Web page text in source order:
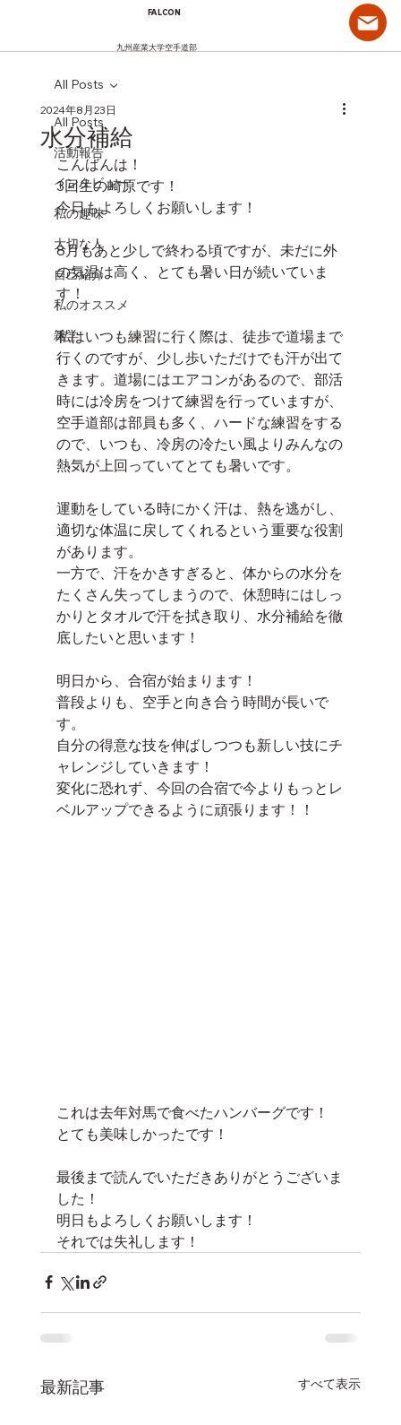
FALCON
九州産業大学空手道部
All Posts
活動報告
インタビュー
私の趣味
大切な人
自己紹介
私のオススメ
雑学
All Posts
水分補給
2024年8月23日
こんばんは！
3回生の崎原です！
今日もよろしくお願いします！
8月もあと少しで終わる頃ですが、未だに外
の気温は高く、とても暑い日が続いていま
す！
私はいつも練習に行く際は、徒歩で道場まで
行くのですが、少し歩いただけでも汗が出て
きます。道場にはエアコンがあるので、部活
時には冷房をつけて練習を行っていますが、
空手道部は部員も多く、ハードな練習をする
ので、いつも、冷房の冷たい風よりみんなの
熱気が上回っていてとても暑いです。
運動をしている時にかく汗は、熱を逃がし、
適切な体温に戻してくれるという重要な役割
があります。
一方で、汗をかきすぎると、体からの水分を
たくさん失ってしまうので、休憩時にはしっ
かりとタオルで汗を拭き取り、水分補給を徹
底したいと思います！
明日から、合宿が始まります！
普段よりも、空手と向き合う時間が長いで
す。
自分の得意な技を伸ばしつつも新しい技にチ
ャレンジしていきます！
変化に恐れず、今回の合宿で今よりもっとレ
ベルアップできるように頑張ります！！
これは去年対馬で食べたハンバーグです！
とても美味しかったです！
最後まで読んでいただきありがとうございま
した！
明日もよろしくお願いします！
それでは失礼します！
最新記事 すべて表示